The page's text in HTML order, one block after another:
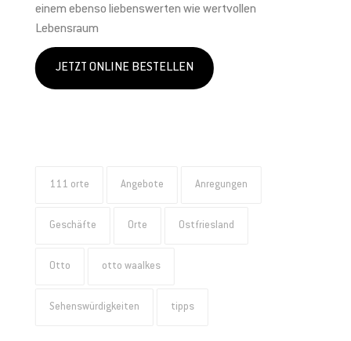
einem ebenso liebenswerten wie wertvollen
Lebensraum
JETZT ONLINE BESTELLEN
111 orte Angebote Anregungen
Geschäfte Orte Ostfriesland
Otto otto waalkes
Sehenswürdigkeiten tipps